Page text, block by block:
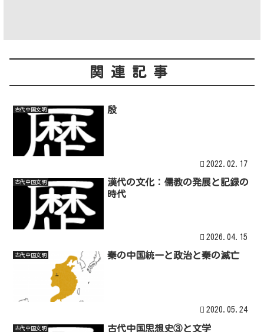
関連記事
古代中国文明 殷
2022.02.17
古代中国文明
漢代の文化：儒教の発展と記録の
時代
2026.04.15
古代中国文明 秦の中国統一と政治と秦の滅亡
2020.05.24
古代中国文明 古代中国思想史③と文学